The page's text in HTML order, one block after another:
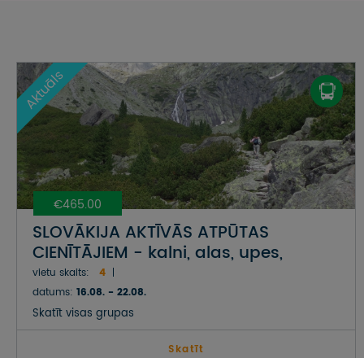
€465.00
Aktuāls
SLOVĀKIJA AKTĪVĀS ATPŪTAS
CIENĪTĀJIEM - kalni, alas, upes,
kanjoni
vietu skaits:
4
datums: 16.08. - 22.08.
Skatīt visas grupas
Skatīt